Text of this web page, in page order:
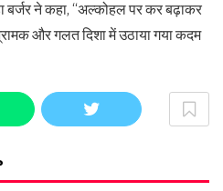
बर्जर ने कहा, “अल्कोहल पर कर बढ़ाकर
और गलत दिशा में उठाया गया कदम